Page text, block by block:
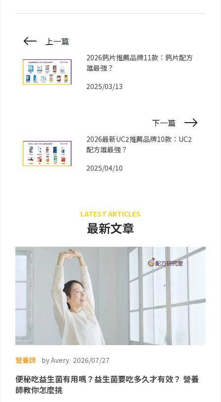
上一篇
2026鈣片推薦品牌11款：鈣片配方
誰最強？
2025/03/13
下一篇
2026最新UC2推薦品牌10款：UC2
配方誰最強？
2025/04/10
LATEST ARTICLES
最新文章
營養師 by Avery 2026/07/27
便秘吃益生菌有用嗎？益生菌要吃多久才有效？ 營養
師教你怎麼挑